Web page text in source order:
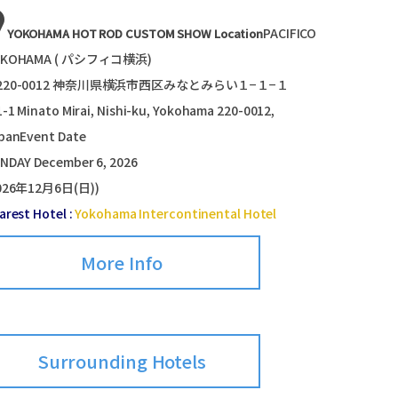
YOKOHAMA HOT ROD CUSTOM SHOW LocationPACIFICO
( パシフィコ横浜)
0012 神奈川県横浜市西区みなとみらい１−１−１
1 Minato Mirai, Nishi-ku, Yokohama 220-0012,
Date
December 6, 2026
年12月6日(日))
Hotel :Yokohama Intercontinental Hotel
More Info
Surrounding Hotels